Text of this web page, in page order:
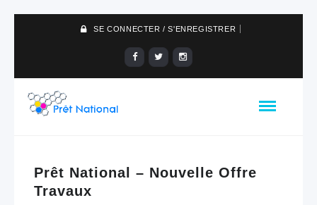
SE CONNECTER / S'ENREGISTRER
Prêt National – Nouvelle Offre
Travaux